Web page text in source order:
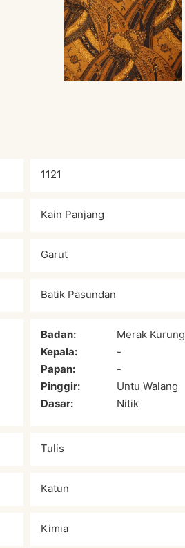
1121
Kain Panjang
Garut
Batik Pasundan
Badan:
Merak Kurung
Kepala:
-
Papan:
-
Pinggir:
Untu Walang
Dasar:
Nitik
Tulis
Katun
Kimia